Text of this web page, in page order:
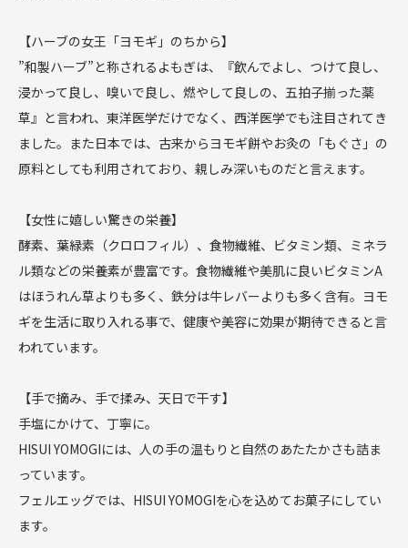
【ハーブの女王「ヨモギ」のちから】
”和製ハーブ”と称されるよもぎは、『飲んでよし、つけて良し、
浸かって良し、嗅いで良し、燃やして良しの、五拍子揃った薬
草』と言われ、東洋医学だけでなく、西洋医学でも注目されてき
ました。また日本では、古来からヨモギ餅やお灸の「もぐさ」の
原料としても利用されており、親しみ深いものだと言えます。
【女性に嬉しい驚きの栄養】
酵素、葉緑素（クロロフィル）、食物繊維、ビタミン類、ミネラ
ル類などの栄養素が豊富です。食物繊維や美肌に良いビタミンA
はほうれん草よりも多く、鉄分は牛レバーよりも多く含有。ヨモ
ギを生活に取り入れる事で、健康や美容に効果が期待できると言
われています。
【手で摘み、手で揉み、天日で干す】
手塩にかけて、丁寧に。
HISUI YOMOGIには、人の手の温もりと自然のあたたかさも詰ま
っています。
フェルエッグでは、HISUI YOMOGIを心を込めてお菓子にしてい
ます。